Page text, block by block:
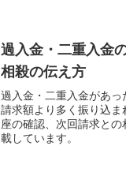
過入金・二重入金
相殺の伝え方
過入金・二重入金があっ
請求額より多く振り込
座の確認、次回請求と
載しています。